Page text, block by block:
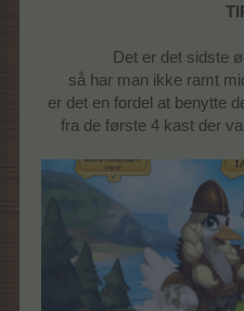
Det er det sidste
så har man ikke ramt
er det en fordel at benytte
fra de første 4 kast der